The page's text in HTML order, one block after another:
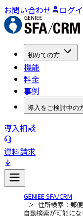
お問い合わせ ログ
初めての方
機能
料金
事例
導入をご検討中の
導入相談
資料請求
GENIEE SFA/CRM
住所検索：郵
自動検索が可能に